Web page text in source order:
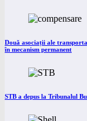
Două asociații ale
în mecanism permanent
STB a depus la Tribunalul